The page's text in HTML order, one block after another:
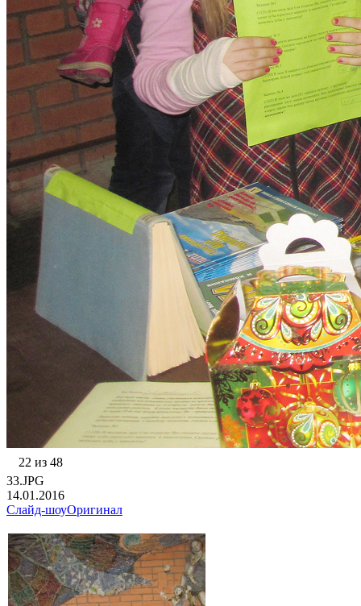
22 из 48
33.JPG
14.01.2016
Слайд-шоуОригинал